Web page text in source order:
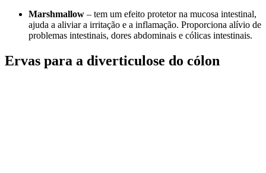
Marshmallow – tem um efeito protetor na mucosa intestinal,
ajuda a aliviar a irritação e a inflamação. Proporciona alívio de
problemas intestinais, dores abdominais e cólicas intestinais.
Ervas para a diverticulose do cólon